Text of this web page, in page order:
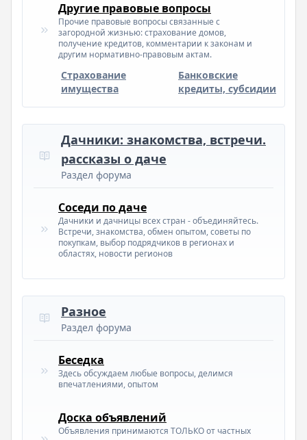
Другие правовые вопросы
Прочие правовые вопросы связанные с
загородной жизнью: страхование домов,
получение кредитов, комментарии к законам и
другим нормативно-правовым актам.
Страхование
имущества
Банковские
кредиты, субсидии
Дачники: знакомства, встречи.
рассказы о даче
Раздел форума
Соседи по даче
Дачники и дачницы всех стран - объединяйтесь.
Встречи, знакомства, обмен опытом, советы по
покупкам, выбор подрядчиков в регионах и
областях, новости регионов
Разное
Раздел форума
Беседка
Здесь обсуждаем любые вопросы, делимся
впечатлениями, опытом
Доска объявлений
Объявления принимаются ТОЛЬКО от частных